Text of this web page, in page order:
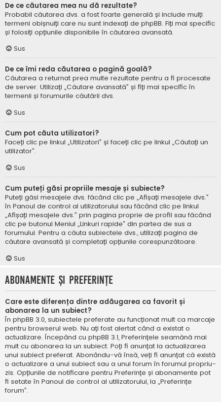
De ce căutarea mea nu dă rezultate?
Probabil căutarea dvs. a fost foarte generală și include mulți
termeni obișnuiți care nu sunt indexați de phpBB. Fiți mai specific
și folosiți opțiunile disponibile în căutarea avansată.
Sus
De ce îmi reda căutarea o pagină goală?
Căutarea a returnat prea multe rezultate pentru a fi procesate
de server. Utilizați „Căutare avansată” și fiți mai specific în
termenii și forumurile căutării dvs.
Sus
Cum pot căuta utilizatori?
Faceți clic pe linkul „Utilizatori” și faceți clic pe linkul „Căutați un
utilizator”.
Sus
Cum puteți găsi propriile mesaje și subiecte?
Puteți găsi mesajele dvs. făcând clic pe „Afișați mesajele dvs.”
în Panoul de control al utilizatorului sau făcând clic pe linkul
„Afișați mesajele dvs.” prin pagina proprie de profil sau făcând
clic pe butonul Meniul „Linkuri rapide” din partea de sus a
forumului. Pentru a căuta subiectele dvs., utilizați pagina de
căutare avansată și completați opțiunile corespunzătoare.
Sus
Abonamente și Preferințe
Care este diferența dintre adăugarea ca favorit și
abonarea la un subiect?
În phpBB 3.0, subiectele preferate au funcționat mult ca marcaje
pentru browserul web. Nu ați fost alertat când a existat o
actualizare. Începând cu phpBB 3.1, Preferințele seamănă mai
mult cu abonarea la un subiect. Poți fi anunțat la actualizarea
unui subiect preferat. Abonându-vă însă, veți fi anunțat că există
o actualizare a unui subiect sau a unui forum în forumul propriu-
zis. Opțiunile de notificare pentru Preferințe și abonamente pot
fi setate în Panoul de control al utilizatorului, la „Preferințe
forum”.